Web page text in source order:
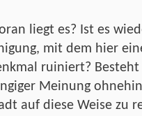
liegt es? Ist es
mit dem hier
ruiniert?
Meinung
auf diese Weise zu